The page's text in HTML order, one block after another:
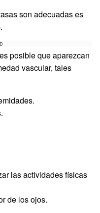
son adecuadas es
.
posible que aparezcan
vascular, tales
las actividades físicas
de los ojos.